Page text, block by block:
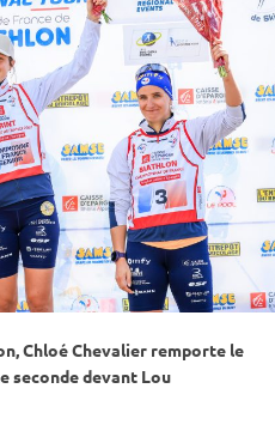
Chloé Chevalier remporte le
seconde devant Lou